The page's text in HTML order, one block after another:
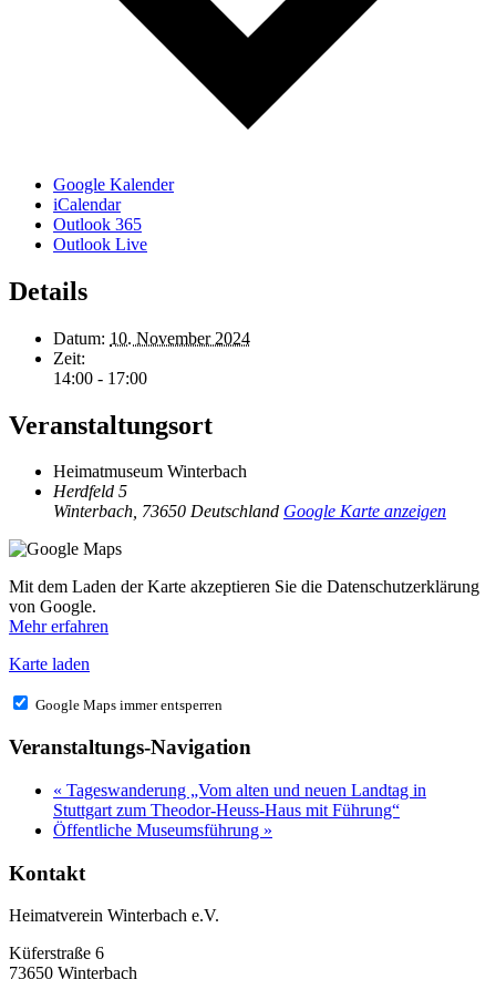
Google Kalender
iCalendar
Outlook 365
Outlook Live
Details
Datum: 10. November 2024
Zeit:
14:00 - 17:00
Veranstaltungsort
Heimatmuseum Winterbach
Herdfeld 5
Winterbach, 73650 Deutschland Google Karte anzeigen
Mit dem Laden der Karte akzeptieren Sie die Datenschutzerklärung
von Google.
Mehr erfahren
Karte laden
Google Maps immer entsperren
Veranstaltungs-Navigation
« Tageswanderung „Vom alten und neuen Landtag in
Stuttgart zum Theodor-Heuss-Haus mit Führung“
Öffentliche Museumsführung »
Kontakt
Heimatverein Winterbach e.V.
Küferstraße 6
73650 Winterbach